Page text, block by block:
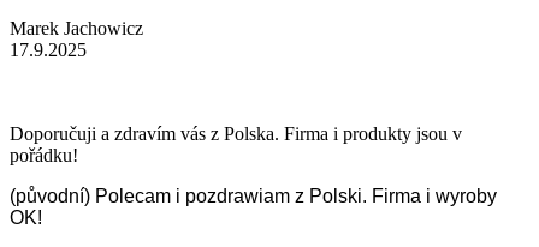
Marek Jachowicz
17.9.2025
Doporučuji a zdravím vás z Polska. Firma i produkty jsou v
pořádku!
(původní) Polecam i pozdrawiam z Polski. Firma i wyroby
OK!